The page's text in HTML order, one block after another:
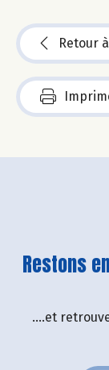
Retour
Restons
....et